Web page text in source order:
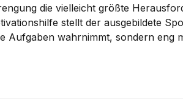
die vielleicht größte
stellt der ausgebildete
Aufgaben wahrnimmt, sondern eng